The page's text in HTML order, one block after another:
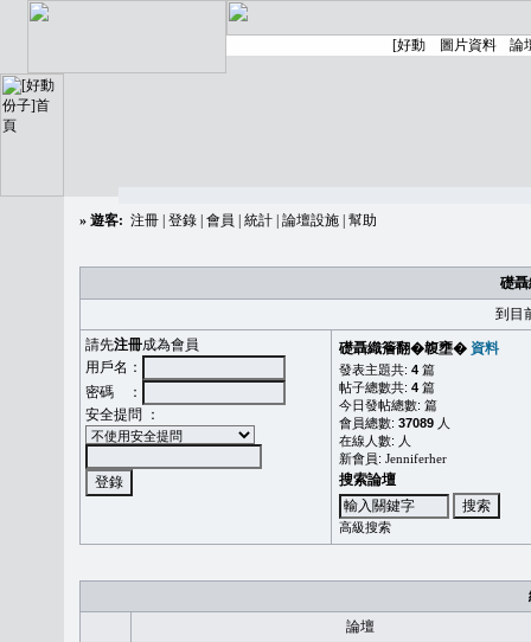
» 遊客: 注冊 登錄 會員 統計 論壇設施 幫助
礎
到目
請先注冊成為會員
用戶名：
密碼 ：
安全提問 ：
礎聶織簷翻�䪖壅� 資料
發表主題共: 4 篇
帖子總數共: 4 篇
今日發帖總數: 篇
會員總數: 37089 人
在線人數: 人
新會員: Jenniferher
搜索論壇
高級搜索
論壇